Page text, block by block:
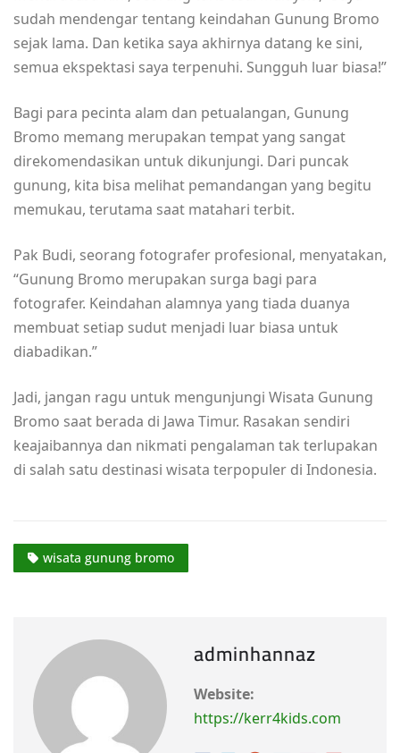
sudah mendengar tentang keindahan Gunung Bromo
sejak lama. Dan ketika saya akhirnya datang ke sini,
semua ekspektasi saya terpenuhi. Sungguh luar biasa!”
Bagi para pecinta alam dan petualangan, Gunung
Bromo memang merupakan tempat yang sangat
direkomendasikan untuk dikunjungi. Dari puncak
gunung, kita bisa melihat pemandangan yang begitu
memukau, terutama saat matahari terbit.
Pak Budi, seorang fotografer profesional, menyatakan,
“Gunung Bromo merupakan surga bagi para
fotografer. Keindahan alamnya yang tiada duanya
membuat setiap sudut menjadi luar biasa untuk
diabadikan.”
Jadi, jangan ragu untuk mengunjungi Wisata Gunung
Bromo saat berada di Jawa Timur. Rasakan sendiri
keajaibannya dan nikmati pengalaman tak terlupakan
di salah satu destinasi wisata terpopuler di Indonesia.
wisata gunung bromo
adminhannaz
Website:
https://kerr4kids.com